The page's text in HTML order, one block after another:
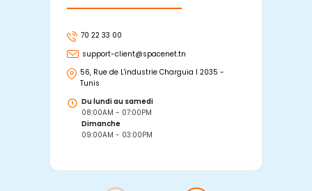
70 22 33 00
support-client@spacenet.tn
56, Rue de L'industrie Charguia I 2035 -
Tunis
Du lundi au samedi
08:00AM - 07:00PM
Dimanche
09:00AM - 03:00PM